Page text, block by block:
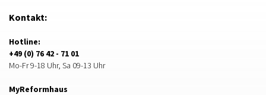
Kontakt:
Hotline:
+49 (0) 76 42 - 71 01
Mo-Fr 9-18 Uhr, Sa 09-13 Uhr
MyReformhaus